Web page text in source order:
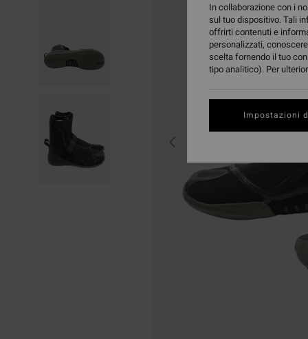
In collaborazione con i
sul tuo dispositivo. Tali
offrirti contenuti e
personalizzati,
scelta fornendo il tuo
tipo analitico). Per
Impostazioni